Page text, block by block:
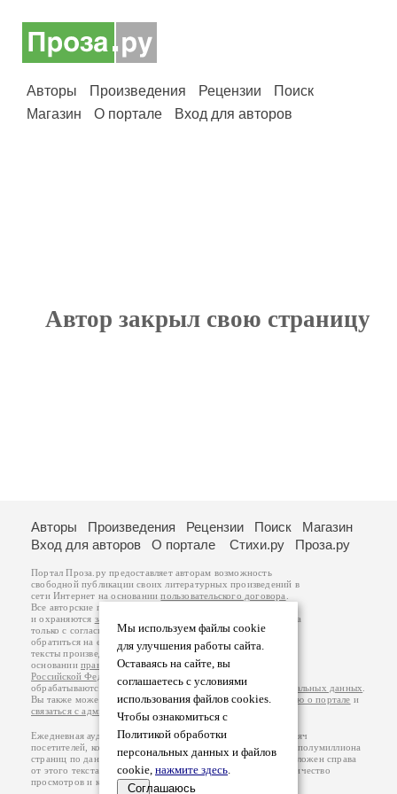
Авторы Произведения Рецензии
Поиск
Магазин
О портале Вход для авторов
Автор закрыл свою страницу
Мы используем файлы cookie
для улучшения работы сайта.
Оставаясь на сайте, вы
соглашаетесь с условиями
использования файлов cookies.
Чтобы ознакомиться с
Политикой обработки
персональных данных и файлов
cookie, нажмите здесь.
Соглашаюсь
Авторы Произведения Рецензии Поиск
Магазин
Вход для авторов
О портале Стихи.ру Проза.ру
Портал Проза.ру предоставляет авторам возможность
свободной публикации своих литературных произведений в
сети Интернет на основаниипользовательского договора
Все авторские права на произведения принадлежат авторам
и охраняются законом
. Перепечатка произведений возможна
только с согласия его автора, к которому вы можете
обратиться на его авторской странице. Ответственность за
тексты произведений авторы несут самостоятельно на
основанииправил публикацииизаконодательства
Российской Федерации
обрабатываются на основанииПолитики обработки персональных данных
Вы также можете посмотреть более подробнуюинформацию о портале и
связаться с администрацией
Ежедневная аудитория портала Проза.ру – порядка 100 тысяч
посетителей, которые в общей сумме просматривают более полумиллиона
страниц по данным счетчика посещаемости, который расположен справа
от этого текста. В каждой графе указано по две цифры: количество
просмотров и количество посетителей.